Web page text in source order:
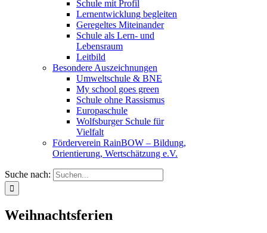
Schule mit Profil
Lernentwicklung begleiten
Geregeltes Miteinander
Schule als Lern- und
Lebensraum
Leitbild
Besondere Auszeichnungen
Umweltschule & BNE
My school goes green
Schule ohne Rassismus
Europaschule
Wolfsburger Schule für
Vielfalt
Förderverein RainBOW – Bildung,
Orientierung, Wertschätzung e.V.
Suche nach:
Weihnachtsferien